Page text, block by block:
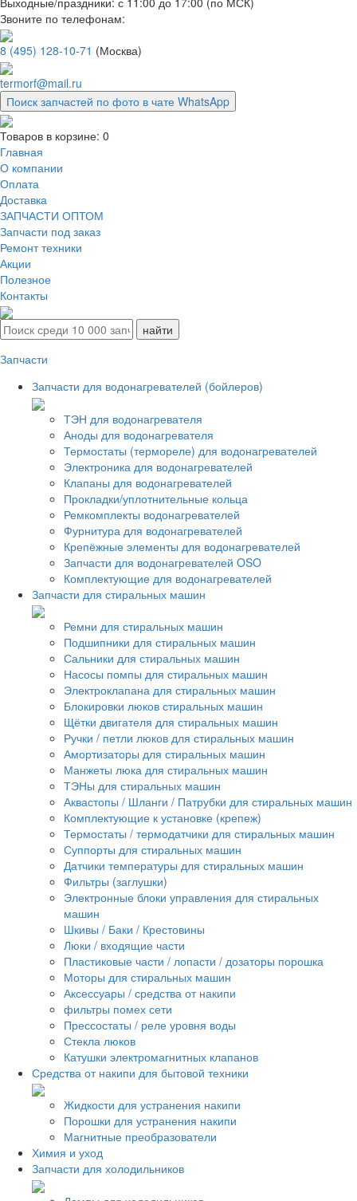
Звоните по телефонам:
8 (495) 128-10-71 (Москва)
termorf@mail.ru
Поиск запчастей по фото в чате WhatsApp
Товаров в корзине: 0
Главная
О компании
Оплата
Доставка
ЗАПЧАСТИ ОПТОМ
Запчасти под заказ
Ремонт техники
Акции
Полезное
Контакты
Запчасти
Запчасти для водонагревателей (бойлеров)
ТЭН для водонагревателя
Аноды для водонагревателя
Термостаты (термореле) для водонагревателей
Электроника для водонагревателей
Клапаны для водонагревателей
Прокладки/уплотнительные кольца
Ремкомплекты водонагревателей
Фурнитура для водонагревателей
Крепёжные элементы для водонагревателей
Запчасти для водонагревателей OSO
Комплектующие для водонагревателей
Запчасти для стиральных машин
Ремни для стиральных машин
Подшипники для стиральных машин
Сальники для стиральных машин
Насосы помпы для стиральных машин
Электроклапана для стиральных машин
Блокировки люков стиральных машин
Щётки двигателя для стиральных машин
Ручки / петли люков для стиральных машин
Амортизаторы для стиральных машин
Манжеты люка для стиральных машин
ТЭНы для стиральных машин
Аквастопы / Шланги / Патрубки для стиральных машин
Комплектующие к установке (крепеж)
Термостаты / термодатчики для стиральных машин
Суппорты для стиральных машин
Датчики температуры для стиральных машин
Фильтры (заглушки)
Электронные блоки управления для стиральных
машин
Шкивы / Баки / Крестовины
Люки / входящие части
Пластиковые части / лопасти / дозаторы порошка
Моторы для стиральных машин
Аксессуары / средства от накипи
фильтры помех сети
Прессостаты / реле уровня воды
Стекла люков
Катушки электромагнитных клапанов
Средства от накипи для бытовой техники
Жидкости для устранения накипи
Порошки для устранения накипи
Магнитные преобразователи
Химия и уход
Запчасти для холодильников